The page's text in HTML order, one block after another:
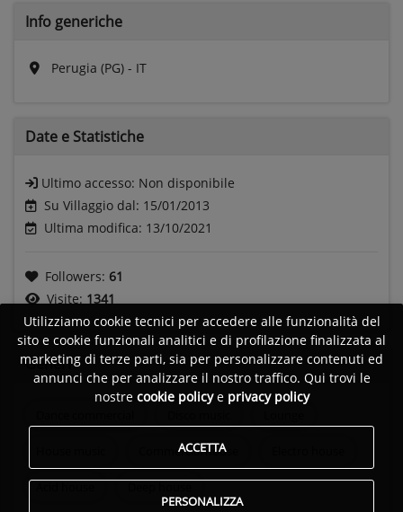
Info generiche
Perugia (PG) - IT
Date e Statistiche
Ultimo accesso: Non disponibile
Su Villaggio dal: 15/01/2013
Ultima modifica: 13/10/2021
Followers: 61
Visite: 1341
Generi
Commercial house
Utilizziamo cookie tecnici per accedere alle funzionalità del
sito e cookie funzionali analitici e di profilazione finalizzata al
marketing di terze parti, sia per personalizzare contenuti ed
annunci che per analizzare il nostro traffico. Qui trovi le
nostre cookie policye privacy policy
ACCETTA
PERSONALIZZA